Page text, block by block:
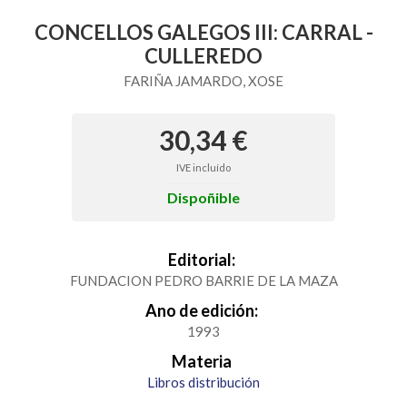
CONCELLOS GALEGOS III: CARRAL -
CULLEREDO
FARIÑA JAMARDO, XOSE
30,34 €
IVE incluído
Dispoñible
Editorial:
FUNDACION PEDRO BARRIE DE LA MAZA
Ano de edición:
1993
Materia
Libros distribución